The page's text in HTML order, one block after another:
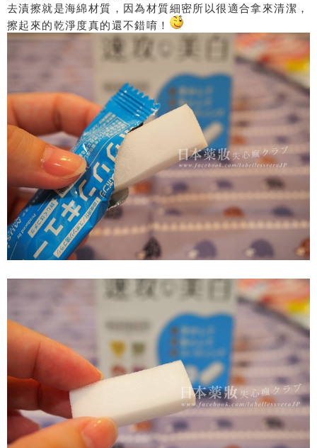
去漬擦就是海綿材質，因為材質細密所以很適合拿來清潔，
擦起來的乾淨度真的還不錯唷！